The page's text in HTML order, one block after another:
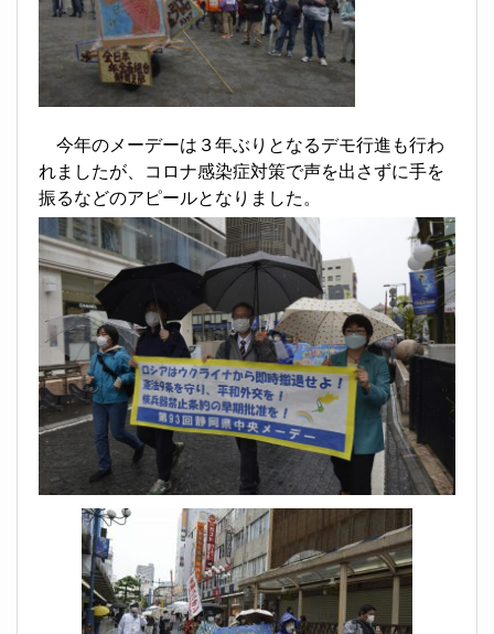
今年のメーデーは３年ぶりとなるデモ行進も行わ
れましたが、コロナ感染症対策で声を出さずに手を
振るなどのアピールとなりました。